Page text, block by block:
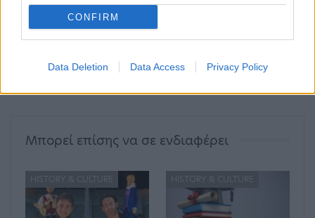
CONFIRM
Data Deletion Data Access Privacy Policy
Το ταξίδι του Μασκ στην
Κίνα και το νέο
εργοστάσιο της Tesla
παλαιολιθικής περιόδου
ηλικίας έως και 500.000
χρόνων (Φωτο)
Μπορεί επίσης να σε ενδιαφέρει
HISTORY & CULTURE HISTORY & CULTURE